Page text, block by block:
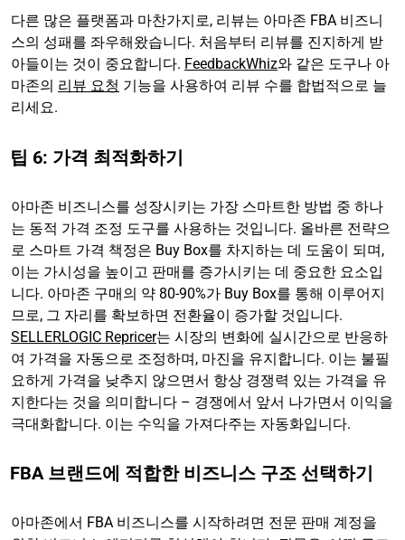
다른 많은 플랫폼과 마찬가지로, 리뷰는 아마존 FBA 비즈니
스의 성패를 좌우해왔습니다. 처음부터 리뷰를 진지하게 받
아들이는 것이 중요합니다. FeedbackWhiz와 같은 도구나 아
마존의 리뷰 요청 기능을 사용하여 리뷰 수를 합법적으로 늘
리세요.
팁 6: 가격 최적화하기
아마존 비즈니스를 성장시키는 가장 스마트한 방법 중 하나
는 동적 가격 조정 도구를 사용하는 것입니다. 올바른 전략으
로 스마트 가격 책정은 Buy Box를 차지하는 데 도움이 되며,
이는 가시성을 높이고 판매를 증가시키는 데 중요한 요소입
니다. 아마존 구매의 약 80-90%가 Buy Box를 통해 이루어지
므로, 그 자리를 확보하면 전환율이 증가할 것입니다.
SELLERLOGIC Repricer는 시장의 변화에 실시간으로 반응하
여 가격을 자동으로 조정하며, 마진을 유지합니다. 이는 불필
요하게 가격을 낮추지 않으면서 항상 경쟁력 있는 가격을 유
지한다는 것을 의미합니다 – 경쟁에서 앞서 나가면서 이익을
극대화합니다. 이는 수익을 가져다주는 자동화입니다.
FBA 브랜드에 적합한 비즈니스 구조 선택하기
아마존에서 FBA 비즈니스를 시작하려면 전문 판매 계정을